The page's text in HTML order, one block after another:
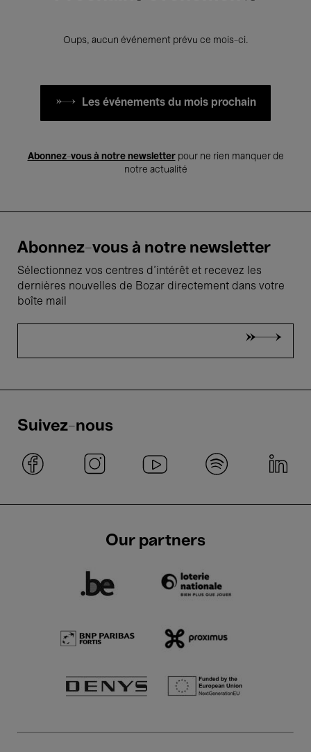
Oups, aucun événement prévu ce mois-ci.
Les événements du mois prochain
Abonnez-vous à notre newsletterpour ne rien manquer de
notre actualité
Abonnez-vous à notre newsletter
Sélectionnez vos centres d'intérêt et recevez les
dernières nouvelles de Bozar directement dans votre
boîte mail
Suivez-nous
Our partners